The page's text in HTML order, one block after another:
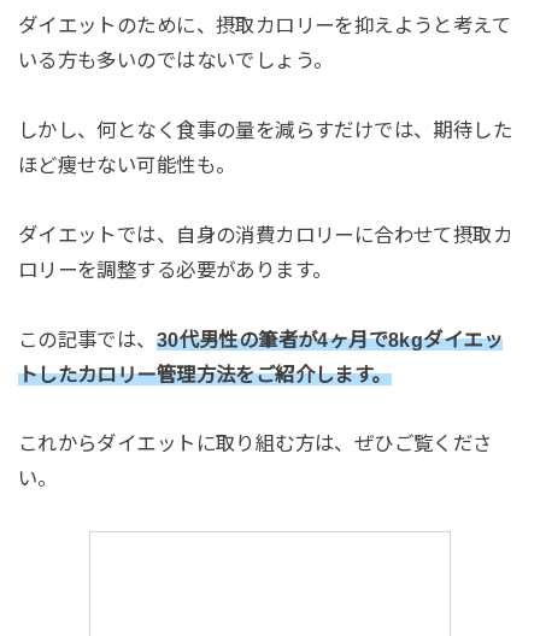
ダイエットのために、摂取カロリーを抑えようと考えて
いる方も多いのではないでしょう。
しかし、何となく食事の量を減らすだけでは、期待した
ほど痩せない可能性も。
ダイエットでは、自身の消費カロリーに合わせて摂取カ
ロリーを調整する必要があります。
この記事では、 30代男性の筆者が4ヶ月で8kgダイエッ
トしたカロリー管理方法をご紹介します。
これからダイエットに取り組む方は、ぜひご覧くださ
い。